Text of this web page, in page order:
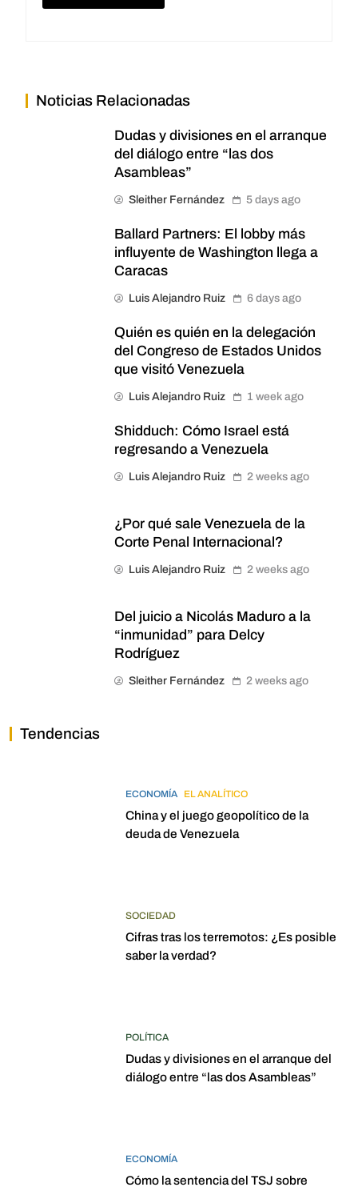
Noticias Relacionadas
Dudas y divisiones en el arranque
del diálogo entre “las dos
Asambleas”
Sleither Fernández 5 days ago
Ballard Partners: El lobby más
influyente de Washington llega a
Caracas
Luis Alejandro Ruiz 6 days ago
Quién es quién en la delegación
del Congreso de Estados Unidos
que visitó Venezuela
Luis Alejandro Ruiz 1 week ago
Shidduch: Cómo Israel está
regresando a Venezuela
Luis Alejandro Ruiz 2 weeks ago
¿Por qué sale Venezuela de la
Corte Penal Internacional?
Luis Alejandro Ruiz 2 weeks ago
Del juicio a Nicolás Maduro a la
“inmunidad” para Delcy
Rodríguez
Sleither Fernández 2 weeks ago
Tendencias
ECONOMÍA EL ANALÍTICO
China y el juego geopolítico de la
deuda de Venezuela
SOCIEDAD
Cifras tras los terremotos: ¿Es posible
saber la verdad?
POLÍTICA
Dudas y divisiones en el arranque del
diálogo entre “las dos Asambleas”
ECONOMÍA
Cómo la sentencia del TSJ sobre